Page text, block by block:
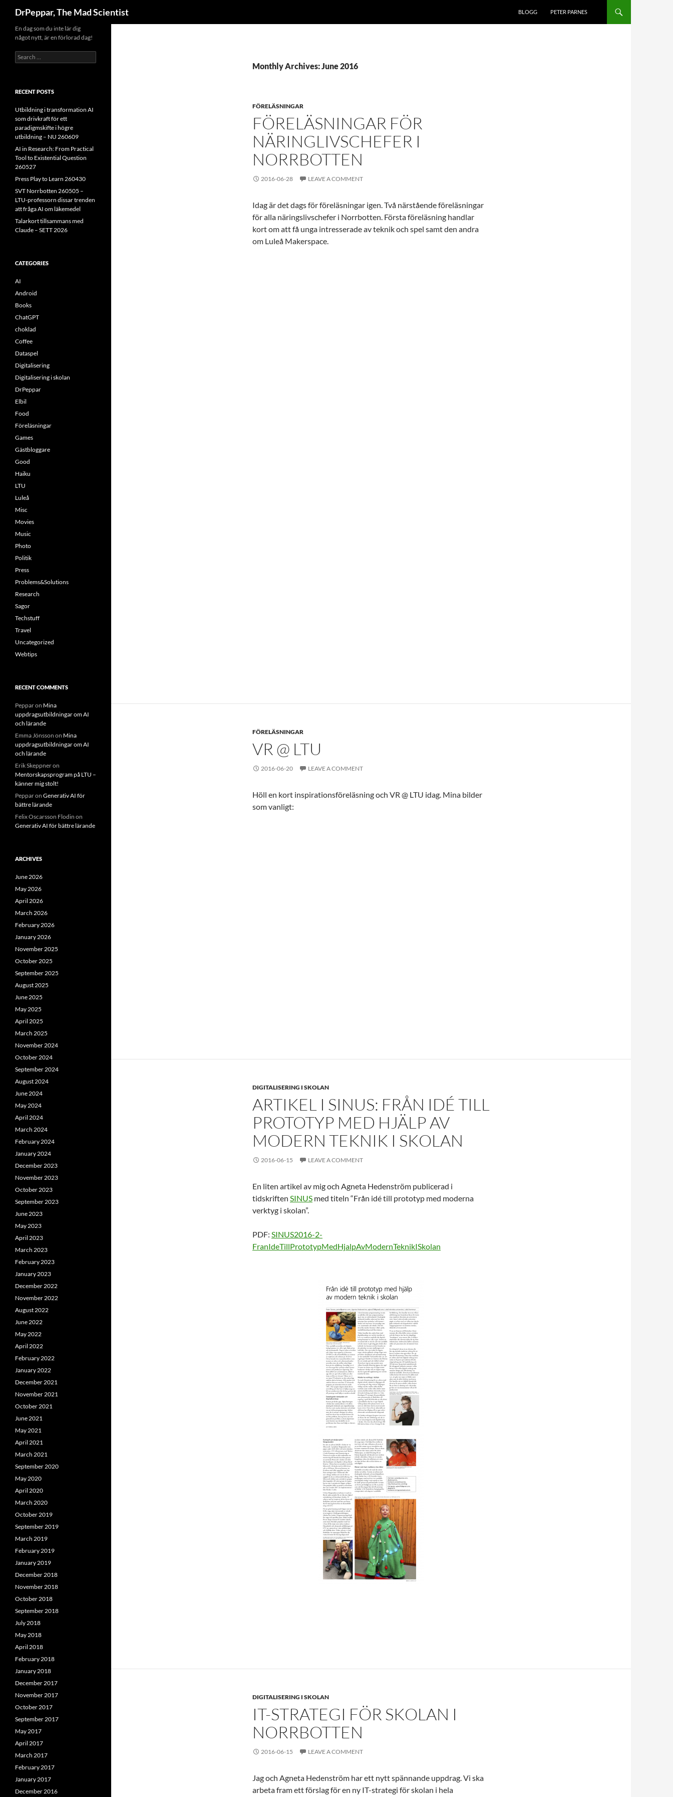
content
DrPeppar, The Mad Scientist BLOGG PETER PARNES
Monthly Archives: June 2016
FÖRELÄSNINGAR
FÖRELÄSNINGAR FÖR
NÄRINGLIVSCHEFER I
NORRBOTTEN
2016-06-28 LEAVE A COMMENT
Idag är det dags för föreläsningar igen. Två närstående föreläsningar
för alla näringslivschefer i Norrbotten. Första föreläsning handlar
kort om att få unga intresserade av teknik och spel samt den andra
om Luleå Makerspace.
FÖRELÄSNINGAR
VR @ LTU
2016-06-20 LEAVE A COMMENT
Höll en kort inspirationsföreläsning och VR @ LTU idag. Mina bilder
som vanligt:
DIGITALISERING I SKOLAN
ARTIKEL I SINUS: FRÅN IDÉ TILL
PROTOTYP MED HJÄLP AV
MODERN TEKNIK I SKOLAN
2016-06-15 LEAVE A COMMENT
En liten artikel av mig och Agneta Hedenström publicerad i
tidskriften SINUS med titeln “Från idé till prototyp med moderna
verktyg i skolan”.
PDF: SINUS2016-2-
FranIdeTillPrototypMedHjalpAvModernTeknikISkolan
DIGITALISERING I SKOLAN
IT-STRATEGI FÖR SKOLAN I
NORRBOTTEN
2016-06-15 LEAVE A COMMENT
Jag och Agneta Hedenström har ett nytt spännande uppdrag. Vi ska
arbeta fram ett förslag för en ny IT-strategi för skolan i hela
En dag som du inte lär dig
något nytt, är en förlorad dag!
Search
for:
RECENT POSTS
Utbildning i transformation AI
som drivkraft för ett
paradigmskifte i högre
utbildning – NU 260609
AI in Research: From Practical
Tool to Existential Question
260527
Press Play to Learn 260430
SVT Norrbotten 260505 –
LTU-professorn dissar trenden
att fråga AI om läkemedel
Talarkort tillsammans med
Claude – SETT 2026
CATEGORIES
AI
Android
Books
ChatGPT
choklad
Coffee
Dataspel
Digitalisering
Digitalisering i skolan
DrPeppar
Elbil
Food
Föreläsningar
Games
Gästbloggare
Good
Haiku
LTU
Luleå
Misc
Movies
Music
Photo
Politik
Press
Problems&Solutions
Research
Sagor
Techstuff
Travel
Uncategorized
Webtips
RECENT COMMENTS
Pepparon Mina
uppdragsutbildningar om AI
och lärande
Emma Jönsson on Mina
uppdragsutbildningar om AI
och lärande
Erik Skeppneron
Mentorskapsprogram på LTU –
känner mig stolt!
Pepparon Generativ AI för
bättre lärande
Felix Oscarsson Flodin on
Generativ AI för bättre lärande
ARCHIVES
June 2026
May 2026
April 2026
March 2026
February 2026
January 2026
November 2025
October 2025
September 2025
August 2025
June 2025
May 2025
April 2025
March 2025
November 2024
October 2024
September 2024
August 2024
June 2024
May 2024
April 2024
March 2024
February 2024
January 2024
December 2023
November 2023
October 2023
September 2023
June 2023
May 2023
April 2023
March 2023
February 2023
January 2023
December 2022
November 2022
August 2022
June 2022
May 2022
April 2022
February 2022
January 2022
December 2021
November 2021
October 2021
June 2021
May 2021
April 2021
March 2021
September 2020
May 2020
April 2020
March 2020
October 2019
September 2019
March 2019
February 2019
January 2019
December 2018
November 2018
October 2018
September 2018
July 2018
May 2018
April 2018
February 2018
January 2018
December 2017
November 2017
October 2017
September 2017
May 2017
April 2017
March 2017
February 2017
January 2017
December 2016